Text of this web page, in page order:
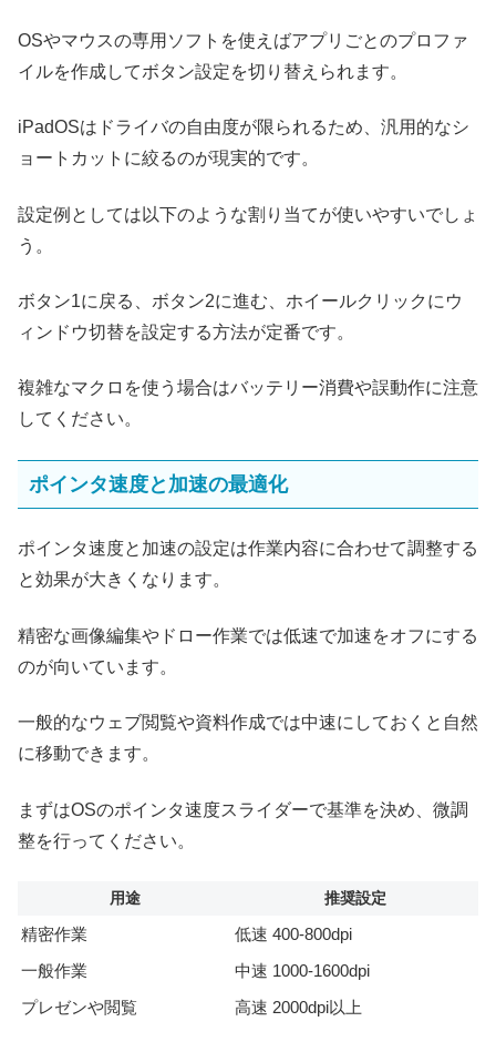
OSやマウスの専用ソフトを使えばアプリごとのプロファ
イルを作成してボタン設定を切り替えられます。
iPadOSはドライバの自由度が限られるため、汎用的なシ
ョートカットに絞るのが現実的です。
設定例としては以下のような割り当てが使いやすいでしょ
う。
ボタン1に戻る、ボタン2に進む、ホイールクリックにウ
ィンドウ切替を設定する方法が定番です。
複雑なマクロを使う場合はバッテリー消費や誤動作に注意
してください。
ポインタ速度と加速の最適化
ポインタ速度と加速の設定は作業内容に合わせて調整する
と効果が大きくなります。
精密な画像編集やドロー作業では低速で加速をオフにする
のが向いています。
一般的なウェブ閲覧や資料作成では中速にしておくと自然
に移動できます。
まずはOSのポインタ速度スライダーで基準を決め、微調
整を行ってください。
用途 推奨設定
精密作業
低速 400-800dpi
一般作業
中速 1000-1600dpi
プレゼンや閲覧
高速 2000dpi以上